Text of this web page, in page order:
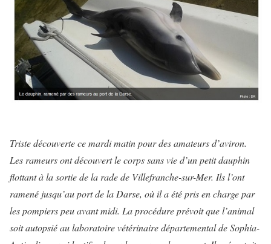
Triste découverte ce mardi matin pour des amateurs d’aviron.
Les rameurs ont découvert le corps sans vie d’un petit dauphin
flottant à la sortie de la rade de Villefranche-sur-Mer. Ils l’ont
ramené jusqu’au port de la Darse, où il a été pris en charge par
les pompiers peu avant midi. La procédure prévoit que l’animal
soit autopsié au laboratoire vétérinaire départemental de Sophia-